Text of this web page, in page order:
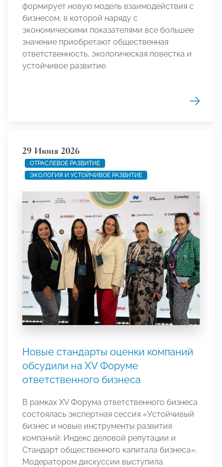
формирует новую модель взаимодействия с
бизнесом, в которой наряду с
экономическими показателями все большее
значение приобретают общественная
ответственность, экологическая повестка и
устойчивое развитие.
29 Июня 2026
ОТРАСЛЕВОЕ РАЗВИТИЕ
ЭКОЛОГИЯ И УСТОЙЧИВОЕ РАЗВИТИЕ
Новые стандарты оценки компаний
обсудили на XV Форуме
ответственного бизнеса
В рамках XV Форума ответственного бизнеса
состоялась экспертная сессия «Устойчивый
бизнес и новые инструменты развития
компаний: Индекс деловой репутации и
Стандарт общественного капитала бизнеса».
Модератором дискуссии выступила